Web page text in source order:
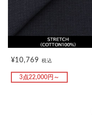
¥10,769税込
3点22,000円～